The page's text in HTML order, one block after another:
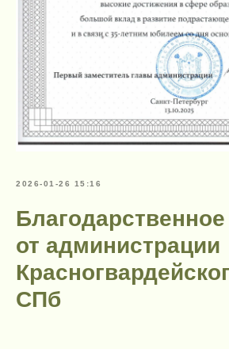
2026-01-26 15:16
от администрации
СПб